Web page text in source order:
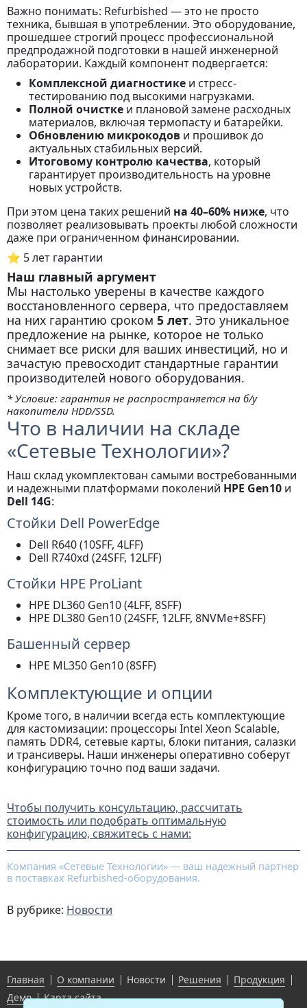
Важно понимать: Refurbished — это не просто
техника, бывшая в употреблении. Это оборудование,
прошедшее строгий процесс профессиональной
предпродажной подготовки в нашей инженерной
лаборатории. Каждый компонент подвергается:
Комплексной диагностике и стресс-
тестированию под высокими нагрузками.
Полной очистке и плановой замене расходных
материалов, включая термопасту и батарейки.
Обновлению микрокодов и прошивок до
актуальных стабильных версий.
Итоговому контролю качества, который
гарантирует производительность на уровне
новых устройств.
При этом цена таких решений на 40–60% ниже, что
позволяет реализовывать проекты любой сложности
даже при ограниченном финансировании.
⭐ 5 лет гарантии
Наш главный аргумент
Мы настолько уверены в качестве каждого
восстановленного сервера, что предоставляем
на них гарантию сроком 5 лет. Это уникальное
предложение на рынке, которое не только
снимает все риски для ваших инвестиций, но и
зачастую превосходит стандартные гарантии
производителей нового оборудования.
* Условие: гарантия не распространяется на б/у
накопители HDD/SSD.
Что в наличии на складе
«Сетевые Технологии»?
Наш склад укомплектован самыми востребованными
и надежными платформами поколений HPE Gen10 и
Dell 14G:
Стойки Dell PowerEdge
Dell R640 (10SFF, 4LFF)
Dell R740xd (24SFF, 12LFF)
Стойки HPE ProLiant
HPE DL360 Gen10 (4LFF, 8SFF)
HPE DL380 Gen10 (24SFF, 12LFF, 8NVMe+8SFF)
Башенный сервер
HPE ML350 Gen10 (8SFF)
Комплектующие и опции
Кроме того, в наличии всегда есть комплектующие
для кастомизации: процессоры Intel Xeon Scalable,
память DDR4, сетевые карты, блоки питания, салазки
и трансиверы. Наши инженеры оперативно соберут
конфигурацию точно под ваши задачи.
Чтобы получить консультацию, рассчитать
стоимость или подобрать оптимальную
конфигурацию, свяжитесь с нами:
Компания «Сетевые Технологии» — ваш надежный партнер
в поставках Refurbished-оборудования.
В рубрике: Новости
Главная О компании Новости Решения
Продукция
Демо
Карта сайта